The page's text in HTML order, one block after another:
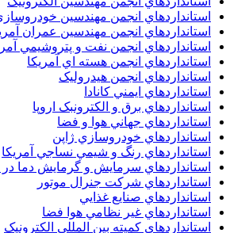
استانداردهاي انجمن مهندسين
استانداردهاي انجمن مهندسين عمران
استانداردهاي انجمن نفت و پتروشيمي
استانداردهاي انجمن هسته اي آمريکا
استانداردهاي انجمن هيدروليک
استانداردهاي ايمني کانادا
استانداردهاي برق و الکترونبک اروپا
استانداردهاي جهاني هوا و فضا
استانداردهاي خودروسازي ژاپن
استانداردهاي رنگ و شيمي نساجي آمريکا
استانداردهاي سرمايش و گرمايش دما
استانداردهاي شرکت جنرال موتور
استانداردهاي صنايع غذايي
استانداردهاي غير نظامي هوا فضا
استانداردهاي کميته بين المللي الکترونيک